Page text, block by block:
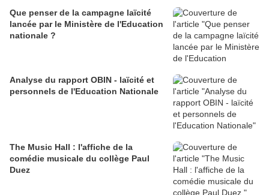
Que penser de la campagne laïcité
lancée par le Ministère de l'Education
nationale ?
Analyse du rapport OBIN - laïcité et
personnels de l'Education Nationale
The Music Hall : l'affiche de la
comédie musicale du collège Paul
Duez